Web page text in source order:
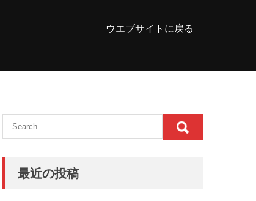
ウエブサイトに戻る
最近の投稿